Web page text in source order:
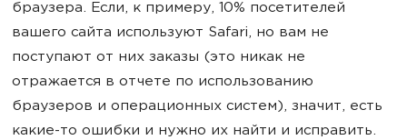
браузера. Если, к примеру, 10% посетителей
вашего сайта используют Safari, но вам не
поступают от них заказы (это никак не
отражается в отчете по использованию
браузеров и операционных систем), значит, есть
какие-то ошибки и нужно их найти и исправить.